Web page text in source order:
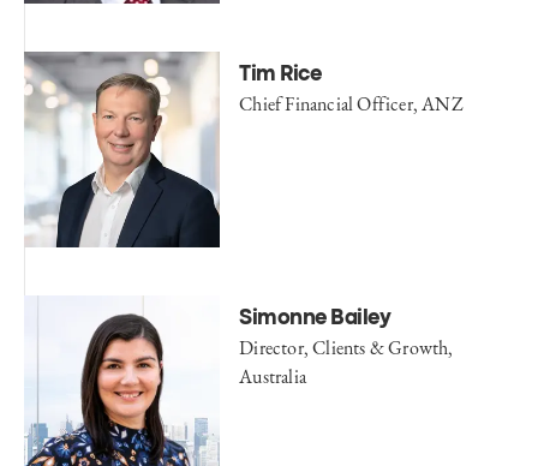
Tim Rice
Chief Financial Officer, ANZ
Simonne Bailey
Director, Clients & Growth,
Australia